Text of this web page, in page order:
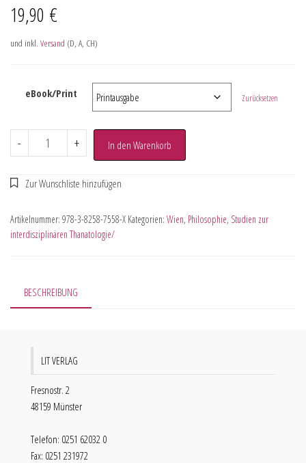
19,90 €
und inkl. Versand (D, A, CH)
eBook/Print Zurücksetzen
- + In den Warenkorb
Artikelnummer: 978-3-8258-7558-X Kategorien: Wien, Philosophie, Studien zur
interdisziplinären Thanatologie/
BESCHREIBUNG
LIT VERLAG
Fresnostr. 2
48159 Münster
Telefon: 0251 62032 0
Fax: 0251 231972